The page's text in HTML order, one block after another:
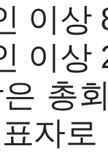
이상
이상
총
자